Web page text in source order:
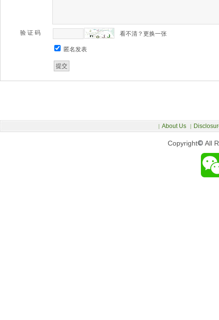
验 证 码 看不清？更换一张
匿名发表
Copyright© All
| About Us |